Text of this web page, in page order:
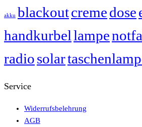
akku blackoutcremedose
handkurbellampe
radiosolar
Service
Widerrufsbelehrung
AGB